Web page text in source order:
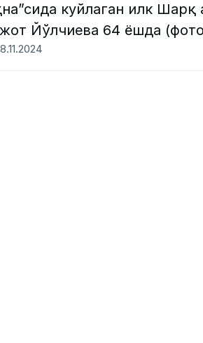
куйлаган илк Шарқ
Йўлчиева 64 ёшда